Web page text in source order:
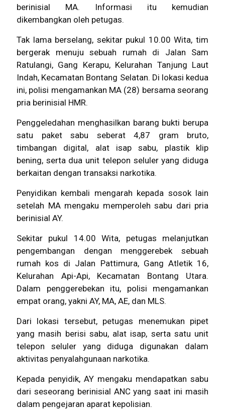
berinisial MA. Informasi itu kemudian
dikembangkan oleh petugas.
Tak lama berselang, sekitar pukul 10.00 Wita, tim
bergerak menuju sebuah rumah di Jalan Sam
Ratulangi, Gang Kerapu, Kelurahan Tanjung Laut
Indah, Kecamatan Bontang Selatan. Di lokasi kedua
ini, polisi mengamankan MA (28) bersama seorang
pria berinisial HMR.
Penggeledahan menghasilkan barang bukti berupa
satu paket sabu seberat 4,87 gram bruto,
timbangan digital, alat isap sabu, plastik klip
bening, serta dua unit telepon seluler yang diduga
berkaitan dengan transaksi narkotika.
Penyidikan kembali mengarah kepada sosok lain
setelah MA mengaku memperoleh sabu dari pria
berinisial AY.
Sekitar pukul 14.00 Wita, petugas melanjutkan
pengembangan dengan menggerebek sebuah
rumah kos di Jalan Pattimura, Gang Atletik 16,
Kelurahan Api-Api, Kecamatan Bontang Utara.
Dalam penggerebekan itu, polisi mengamankan
empat orang, yakni AY, MA, AE, dan MLS.
Dari lokasi tersebut, petugas menemukan pipet
yang masih berisi sabu, alat isap, serta satu unit
telepon seluler yang diduga digunakan dalam
aktivitas penyalahgunaan narkotika.
Kepada penyidik, AY mengaku mendapatkan sabu
dari seseorang berinisial ANC yang saat ini masih
dalam pengejaran aparat kepolisian.